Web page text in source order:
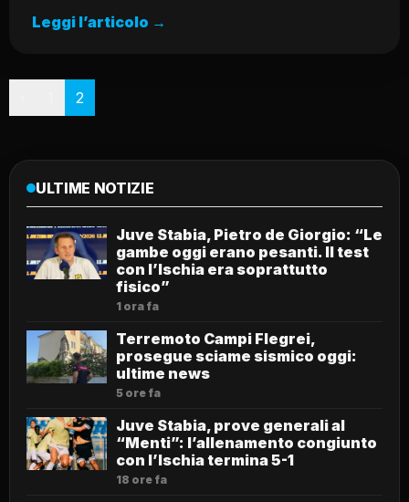
Leggi l’articolo →
Paginazione
2
ULTIME NOTIZIE
Juve Stabia, Pietro de Giorgio: “Le
gambe oggi erano pesanti. Il test
con l’Ischia era soprattutto
fisico”
1 ora fa
Terremoto Campi Flegrei,
prosegue sciame sismico oggi:
ultime news
5 ore fa
Juve Stabia, prove generali al
“Menti”: l’allenamento congiunto
con l’Ischia termina 5-1
18 ore fa